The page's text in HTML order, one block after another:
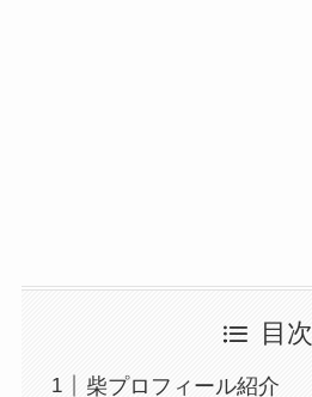
目次
柴プロフィール紹介